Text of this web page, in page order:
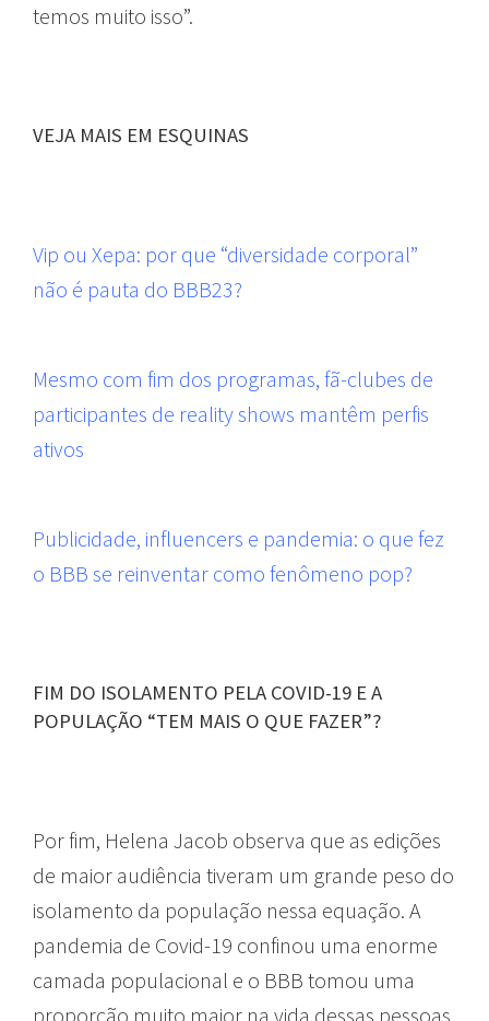
temos muito isso”.
VEJA MAIS EM ESQUINAS
Vip ou Xepa: por que “diversidade corporal”
não é pauta do BBB23?
Mesmo com fim dos programas, fã-clubes de
participantes de reality shows mantêm perfis
ativos
Publicidade, influencers e pandemia: o que fez
o BBB se reinventar como fenômeno pop?
FIM DO ISOLAMENTO PELA COVID-19 E A
POPULAÇÃO “TEM MAIS O QUE FAZER”?
Por fim, Helena Jacob observa que as edições
de maior audiência tiveram um grande peso do
isolamento da população nessa equação. A
pandemia de Covid-19 confinou uma enorme
camada populacional e o BBB tomou uma
proporção muito maior na vida dessas pessoas.